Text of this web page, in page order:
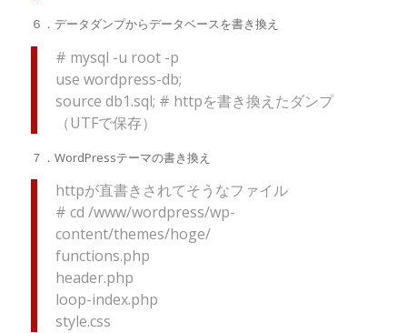
６．データダンプからデータベースを書き換え
# mysql -u root -p
use wordpress-db;
source db1.sql; # httpを書き換えたダンプ
（UTFで保存）
７．WordPressテーマの書き換え
httpが直書きされてそうなファイル
# cd /www/wordpress/wp-
content/themes/hoge/
functions.php
header.php
loop-index.php
style.css